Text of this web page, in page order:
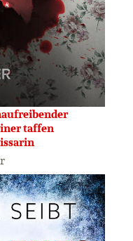
taffen